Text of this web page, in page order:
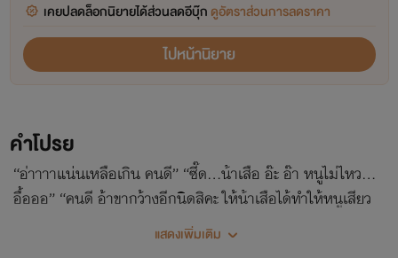
เคยปลดล็อกนิยายได้ส่วนลดอีบุ๊ก ดูอัตราส่วนการลดราคา
ไปหน้านิยาย
คำโปรย
“อ่าาาาแน่นเหลือเกิน คนดี” “ซี๊ด…น้าเสือ อ๊ะ อ๊า หนูไม่ไหว…
อื้อออ” “คนดี อ้าขากว้างอีกนิดสิคะ ให้น้าเสือได้ทำให้หนูเสียว
แสดงเพิ่มเติม